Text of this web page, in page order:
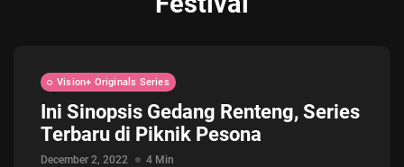
Indonesia vs Kamboja Hari Ini...
July 27, 2026 4 Min
Vision+ Originals Series
Ini Sinopsis Gedang Renteng, Series
Terbaru di Piknik Pesona
December 2, 2022 4 Min